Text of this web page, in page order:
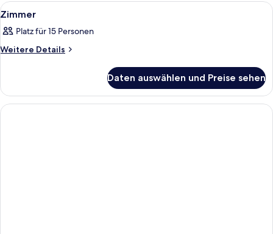
Alle
Fotos
für
Zimmer
11
Zimmer
Platz für 15 Personen
Weitere Details
Weitere
Daten auswählen und Preise sehen